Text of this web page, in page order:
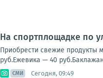
На спортплощадке по
Приобрести свежие продукты
руб.Ежевика — 40
СМИ Сегодня, 09:49